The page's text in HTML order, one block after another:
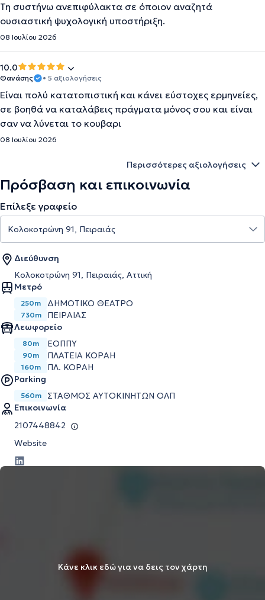
Τη συστήνω ανεπιφύλακτα σε όποιον αναζητά
ουσιαστική ψυχολογική υποστήριξη.
08 Ιουλίου 2026
10.0
Θανάσης • 5 αξιολογήσεις
Είναι πολύ κατατοπιστική και κάνει εύστοχες ερμηνείες,
σε βοηθά να καταλάβεις πράγματα μόνος σου και είναι
σαν να λύνεται το κουβαρι
08 Ιουλίου 2026
Περισσότερες αξιολογήσεις
Πρόσβαση και επικοινωνία
Επίλεξε γραφείο
Διεύθυνση
Κολοκοτρώνη 91, Πειραιάς, Αττική
Μετρό
250m ΔΗΜΟΤΙΚΌ ΘΈΑΤΡΟ
730m
ΠΕΙΡΑΙΆΣ
Λεωφορείο
80m ΕΟΠΠΥ
90m ΠΛΑΤΕΙΑ ΚΟΡΑΗ
160m
ΠΛ. ΚΟΡΑΗ
Parking
560m
ΣΤΑΘΜΌΣ ΑΥΤΟΚΙΝΉΤΩΝ ΟΛΠ
Επικοινωνία
2107448842
Website
Κάνε κλικ εδώ για να δεις τον χάρτη